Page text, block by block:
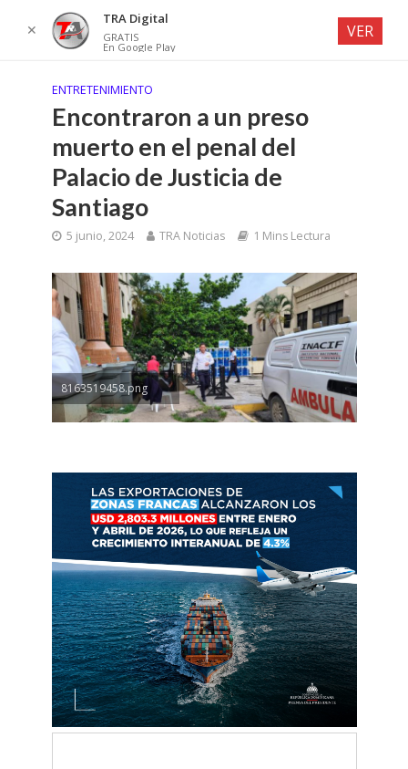
ENTRETENIMIENTO
Encontraron a un preso
muerto en el penal del
Palacio de Justicia de
Santiago
5 junio, 2024 TRA Noticias 1 Mins Lectura
8163519458.png
✕
TRA Digital
GRATIS
En Google Play
VER